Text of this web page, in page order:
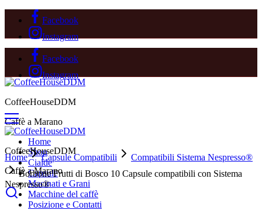
Facebook
Instagram
Facebook
Instagram
CoffeeHouseDDM
Caffè a Marano
Home
Shop
Cialde
Capsule
Macinati e Grani
Macchine del caffè
Posizione e Contatti
CoffeeHouseDDM
Caffè a Marano
Home Capsule Compatibili
Compatibili Sistema Nespresso®
Borbone Frutti di Bosco 10 Capsule compatibili con Sistema
Nespresso®
Sold Out